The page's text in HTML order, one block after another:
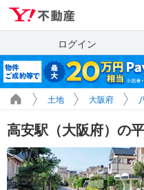
ログイン
土地 大阪府
高安駅（大阪府）の